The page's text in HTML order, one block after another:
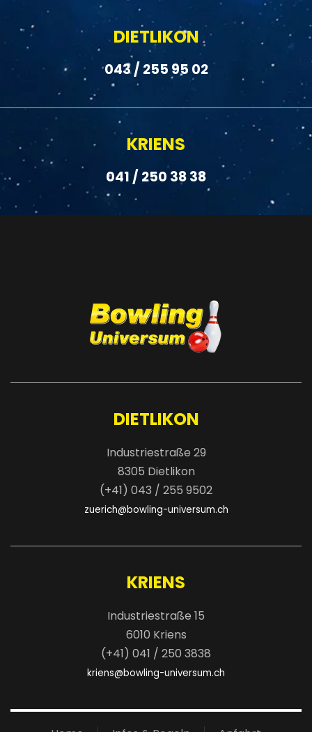
DIETLIKON
043 / 255 95 02
KRIENS
041 / 250 38 38
DIETLIKON
Industriestraße 29
8305 Dietlikon
(+41) 043 / 255 9502
zuerich@bowling-universum.ch
KRIENS
Industriestraße 15
6010 Kriens
(+41) 041 / 250 3838
kriens@bowling-universum.ch